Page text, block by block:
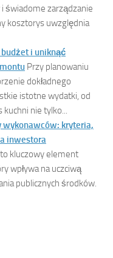
świadome zarządzanie
kosztorys uwzględnia
i uniknąć
Przy planowaniu
dokładnego
istotne wydatki, od
nie tylko...
wykonawców: kryteria,
inwestora
kluczowy element
wpływa na uczciwą
publicznych środków.